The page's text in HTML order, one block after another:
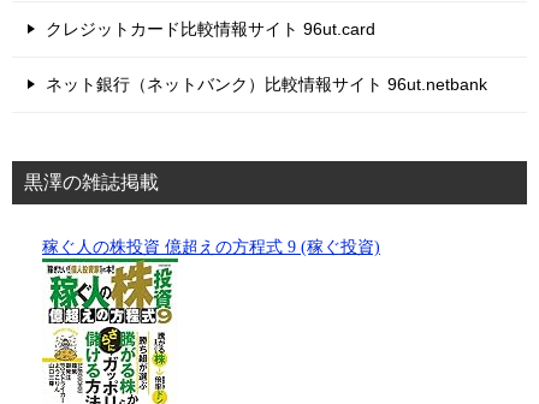
クレジットカード比較情報サイト 96ut.card
ネット銀行（ネットバンク）比較情報サイト 96ut.netbank
黒澤の雑誌掲載
稼ぐ人の株投資 億超えの方程式 9 (稼ぐ投資)